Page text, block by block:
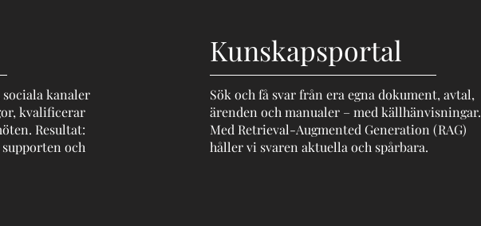
kanaler
kvalificerar
Resultat:
och
Kunskapsportal
Sök och få svar från era egna dokument, avtal,
ärenden och manualer – med källhänvisningar.
Med Retrieval-Augmented Generation (RAG)
håller vi svaren aktuella och spårbara.